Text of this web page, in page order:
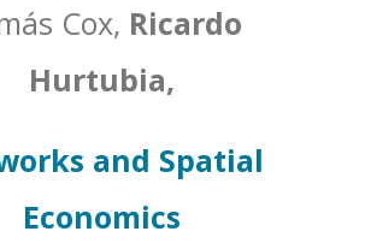
Cox, Ricardo
Hurtubia,
and Spatial
Economics